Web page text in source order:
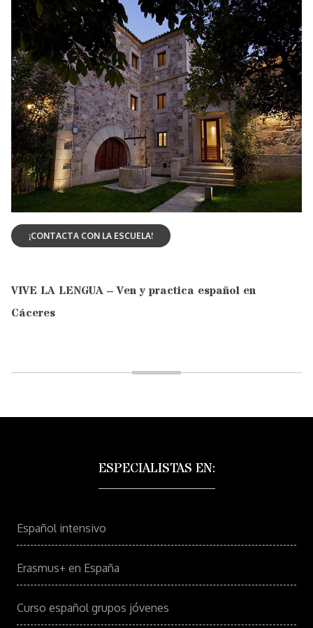
VIVE LA LENGUA – Ven y practica español en
Cáceres
ESPECIALISTAS EN:
Español intensivo
Erasmus+ en España
Curso español grupos jóvenes